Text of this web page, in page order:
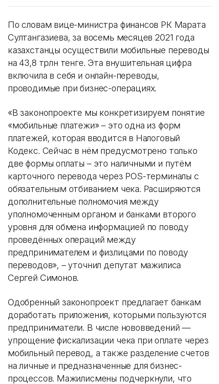
По словам вице-министра финансов РК Марата
Султангазиева, за восемь месяцев 2021 года
казахстанцы осуществили мобильные переводы
на 43,8 трлн тенге. Эта внушительная цифра
включила в себя и онлайн-переводы,
проводимые при бизнес-операциях.
«В законопроекте мы конкретизируем понятие
«мобильные платежи» – это одна из форм
платежей, которая вводится в Налоговый
Кодекс. Сейчас в нём предусмотрено только
две формы оплаты – это наличными и путём
карточного перевода через POS-терминалы c
обязательным отбиванием чека. Расширяются
дополнительные полномочия между
уполномоченным органом и банками второго
уровня для обмена информацией по поводу
проведённых операций между
предпринимателем и физлицами по поводу
переводов», – уточнил депутат мажилиса
Сергей Симонов.
Одобренный законопроект предлагает банкам
доработать приложения, которыми пользуются
предприниматели. В числе нововведений —
упрощение фискализации чека при оплате через
мобильный перевод, а также разделение счетов
на личные и предназначенные для бизнес-
процессов. Мажилисмены подчеркнули, что